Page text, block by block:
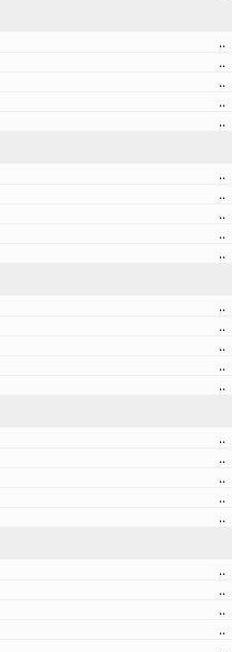
..
..
..
..
..
..
..
..
..
..
..
..
..
..
..
..
..
..
..
..
..
..
..
..